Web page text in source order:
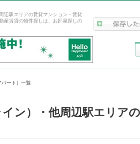
辺駅エリアの賃貸マンション・賃貸
産賃貸の物件探しは、お部屋探しの
パート）一覧
ン）・他周辺駅エリア